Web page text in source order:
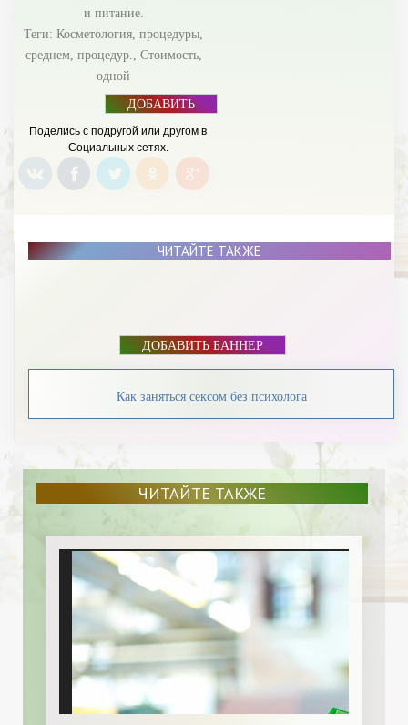
и питание.
Теги: Косметология, процедуры,
среднем, процедур., Стоимость,
одной
ДОБАВИТЬ
Поделись с подругой или другом в
Социальных сетях.
ЧИТАЙТЕ ТАКЖЕ
ДОБАВИТЬ БАННЕР
Как заняться сексом без психолога
ЧИТАЙТЕ ТАКЖЕ